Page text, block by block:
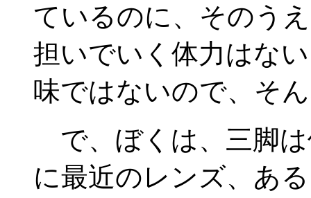
ているのに、そのう
担いでいく体力はな
味ではないので、そ
で、ぼくは、三脚
に最近のレンズ、あ